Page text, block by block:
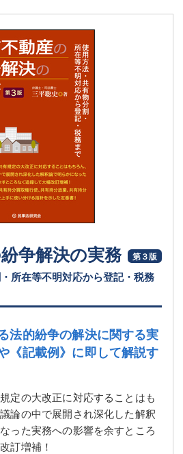
争解決の実務 第３版
所在等不明対応から登記・税務
法的紛争の解決に関する実
《記載例》に即して解説す
定の大改正に対応することはも
論の中で展開され深化した解釈
った実務への影響を余すところ
訂増補！